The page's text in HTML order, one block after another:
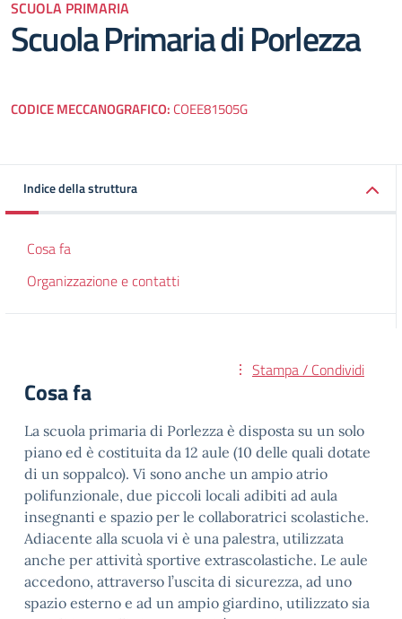
SCUOLA PRIMARIA
Scuola Primaria di Porlezza
CODICE MECCANOGRAFICO: COEE81505G
Indice della struttura
Cosa fa
Organizzazione e contatti
Stampa / Condividi
Cosa fa
La scuola primaria di Porlezza è disposta su un solo
piano ed è costituita da 12 aule (10 delle quali dotate
di un soppalco). Vi sono anche un ampio atrio
polifunzionale, due piccoli locali adibiti ad aula
insegnanti e spazio per le collaboratrici scolastiche.
Adiacente alla scuola vi è una palestra, utilizzata
anche per attività sportive extrascolastiche. Le aule
accedono, attraverso l’uscita di sicurezza, ad uno
spazio esterno e ad un ampio giardino, utilizzato sia